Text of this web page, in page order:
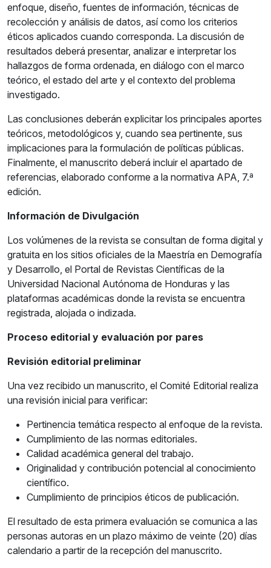
enfoque, diseño, fuentes de información, técnicas de
recolección y análisis de datos, así como los criterios
éticos aplicados cuando corresponda. La discusión de
resultados deberá presentar, analizar e interpretar los
hallazgos de forma ordenada, en diálogo con el marco
teórico, el estado del arte y el contexto del problema
investigado.
Las conclusiones deberán explicitar los principales aportes
teóricos, metodológicos y, cuando sea pertinente, sus
implicaciones para la formulación de políticas públicas.
Finalmente, el manuscrito deberá incluir el apartado de
referencias, elaborado conforme a la normativa APA, 7.ª
edición.
Información de Divulgación
Los volúmenes de la revista se consultan de forma digital y
gratuita en los sitios oficiales de la Maestría en Demografía
y Desarrollo, el Portal de Revistas Científicas de la
Universidad Nacional Autónoma de Honduras y las
plataformas académicas donde la revista se encuentra
registrada, alojada o indizada.
Proceso editorial y evaluación por pares
Revisión editorial preliminar
Una vez recibido un manuscrito, el Comité Editorial realiza
una revisión inicial para verificar:
Pertinencia temática respecto al enfoque de la revista.
Cumplimiento de las normas editoriales.
Calidad académica general del trabajo.
Originalidad y contribución potencial al conocimiento
científico.
Cumplimiento de principios éticos de publicación.
El resultado de esta primera evaluación se comunica a las
personas autoras en un plazo máximo de veinte (20) días
calendario a partir de la recepción del manuscrito.